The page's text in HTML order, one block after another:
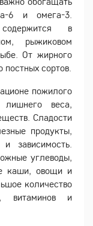
6 и омега-3.
в
рыжиковом
От жирного
постных сортов.
пожилого
лишнего веса,
Сладости
продукты,
зависимость.
углеводы,
каши, овощи и
количество
витаминов и